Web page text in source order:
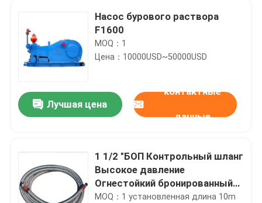
Насос бурового раствора
F1600
MOQ：1
Цена：10000USD~50000USD
Лучшая цена
контактные
данные
1 1/2 "БОП Контрольный шланг
Высокое давление
Огнестойкий бронированный
шланг Плетённый двойной
MOQ：1 установленная длина 10m